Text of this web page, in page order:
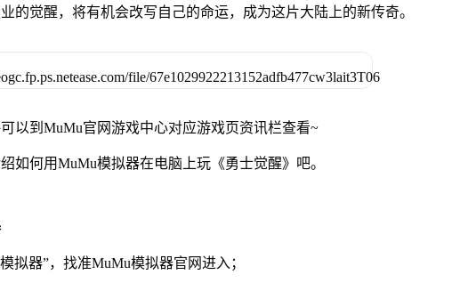
的觉醒，将有机会改写自己的命运，成为这片大陆上的新传奇。
以到MuMu官网游戏中心对应游戏页资讯栏查看~
如何用MuMu模拟器在电脑上玩《勇士觉醒》吧。
拟器”，找准MuMu模拟器官网进入；